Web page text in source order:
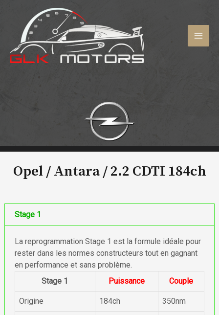
contenu
Opel / Antara /2.2 CDTI 184ch
Stage 1
La reprogrammation Stage 1 est la formule idéale pour
rester dans les normes constructeurs tout en gagnant
en performance et sans problème.
Stage 1
Puissance Couple
Origine 184ch 350nm